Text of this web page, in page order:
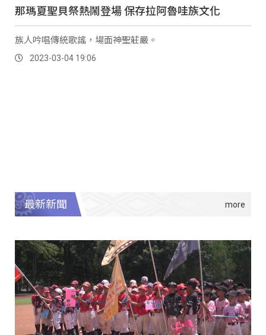
那瑪夏聖貝祭熱鬧登場 保存拉阿魯哇族文化
族人吟唱傳統歌謠，場面神聖莊嚴。
2023-03-04 19:06
最新新聞